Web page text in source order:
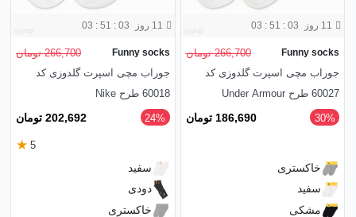
11 روز 03 : 51 : 01
Funny socks
266,700 تومان
جوراب مچی اسپرت گلدوزی کد
60027 طرح Under Armour
‎30% 186,690 تومان
خاکستری
سفید
مشکی
11 روز 03 : 51 : 01
Funny socks
266,700 تومان
جوراب مچی اسپرت گلدوزی کد
60018 طرح Nike
‎24% 202,692 تومان
5
★
سفید
دودی
خاکستری